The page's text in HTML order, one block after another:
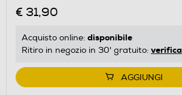
€ 31,90
Acquisto online: disponibile
Ritiro in negozio in 30' gratuito: verifica
AGGIUNGI